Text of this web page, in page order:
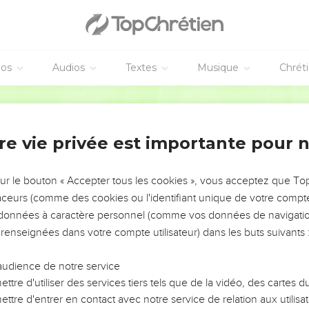
Audios Textes Musique
sont disponibles en vidéo pour le moment.
des bénédictions excellentes ; tu as mis sur sa tête une
la lui as donnée, une longue durée de jours, à perpétuité, à
ta délivrance ; tu le revêts de splendeur et de majesté.
de tes bénédictions pour toujours, tu le combles de joie en ta
en l'Éternel, et par la bonté du Très-Haut, il ne sera point
ennemis, ta droite atteindra ceux qui te haïssent.
four ardent, quand tu paraîtras ; l'Éternel les engloutira dans
de dessus la terre, et leur race d'entre les fils des hommes.
vie privée est importante pour
le bouton « Accepter tous les cookies », vous acceptez que
(comme des cookies ou l'identifiant unique de votre
à caractère personnel (comme vos données de
dans votre compte utilisateur) dans les buts suivants :
de notre service
d'utiliser des services tiers tels que de la vidéo, des cartes
d'entrer en contact avec notre service de relation aux